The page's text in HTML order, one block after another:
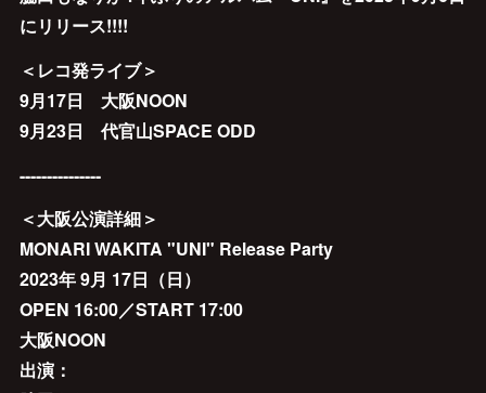
にリリース!!!!
＜レコ発ライブ＞
9月17日 大阪NOON
9月23日 代官山SPACE ODD
---------------
＜大阪公演詳細＞
MONARI WAKITA "UNI" Release Party
2023年 9月 17日（日）
OPEN 16:00／START 17:00
大阪NOON
出演：